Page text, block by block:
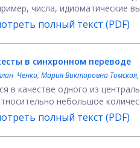
числа, идиоматические
полный текст (PDF)
в синхронном переводе
Ченки, Мария Викторовна Томская,
в качестве одного из
небольшое
полный текст (PDF)